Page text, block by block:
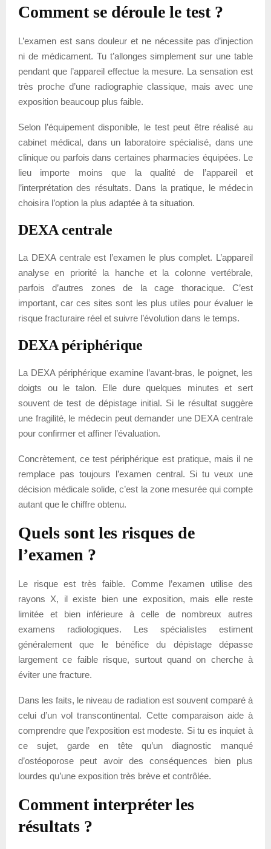
Comment se déroule le test ?
L’examen est sans douleur et ne nécessite pas d’injection
ni de médicament. Tu t’allonges simplement sur une table
pendant que l’appareil effectue la mesure. La sensation est
très proche d’une radiographie classique, mais avec une
exposition beaucoup plus faible.
Selon l’équipement disponible, le test peut être réalisé au
cabinet médical, dans un laboratoire spécialisé, dans une
clinique ou parfois dans certaines pharmacies équipées. Le
lieu importe moins que la qualité de l’appareil et
l’interprétation des résultats. Dans la pratique, le médecin
choisira l’option la plus adaptée à ta situation.
DEXA centrale
La DEXA centrale est l’examen le plus complet. L’appareil
analyse en priorité la hanche et la colonne vertébrale,
parfois d’autres zones de la cage thoracique. C’est
important, car ces sites sont les plus utiles pour évaluer le
risque fracturaire réel et suivre l’évolution dans le temps.
DEXA périphérique
La DEXA périphérique examine l’avant-bras, le poignet, les
doigts ou le talon. Elle dure quelques minutes et sert
souvent de test de dépistage initial. Si le résultat suggère
une fragilité, le médecin peut demander une DEXA centrale
pour confirmer et affiner l’évaluation.
Concrètement, ce test périphérique est pratique, mais il ne
remplace pas toujours l’examen central. Si tu veux une
décision médicale solide, c’est la zone mesurée qui compte
autant que le chiffre obtenu.
Quels sont les risques de
l’examen ?
Le risque est très faible. Comme l’examen utilise des
rayons X, il existe bien une exposition, mais elle reste
limitée et bien inférieure à celle de nombreux autres
examens radiologiques. Les spécialistes estiment
généralement que le bénéfice du dépistage dépasse
largement ce faible risque, surtout quand on cherche à
éviter une fracture.
Dans les faits, le niveau de radiation est souvent comparé à
celui d’un vol transcontinental. Cette comparaison aide à
comprendre que l’exposition est modeste. Si tu es inquiet à
ce sujet, garde en tête qu’un diagnostic manqué
d’ostéoporose peut avoir des conséquences bien plus
lourdes qu’une exposition très brève et contrôlée.
Comment interpréter les
résultats ?